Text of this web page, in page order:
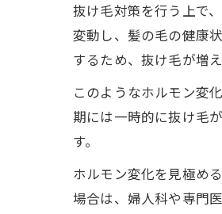
抜け毛対策を行う上で
変動し、髪の毛の健康
するため、抜け毛が増
このようなホルモン変
期には一時的に抜け毛
す。
ホルモン変化を見極め
場合は、婦人科や専門